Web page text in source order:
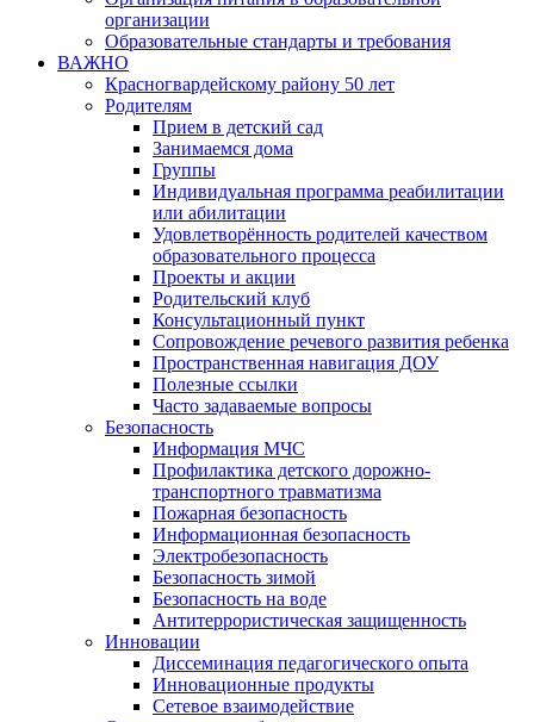
организации
Образовательные стандарты и требования
ВАЖНО
Красногвардейскому району 50 лет
Родителям
Прием в детский сад
Занимаемся дома
Группы
Индивидуальная программа реабилитации
или абилитации
Удовлетворённость родителей качеством
образовательного процесса
Проекты и акции
Родительский клуб
Консультационный пункт
Сопровождение речевого развития ребенка
Пространственная навигация ДОУ
Полезные ссылки
Часто задаваемые вопросы
Безопасность
Информация МЧС
Профилактика детского дорожно-
транспортного травматизма
Пожарная безопасность
Информационная безопасность
Электробезопасность
Безопасность зимой
Безопасность на воде
Антитеррористическая защищенность
Инновации
Диссеминация педагогического опыта
Инновационные продукты
Сетевое взаимодействие